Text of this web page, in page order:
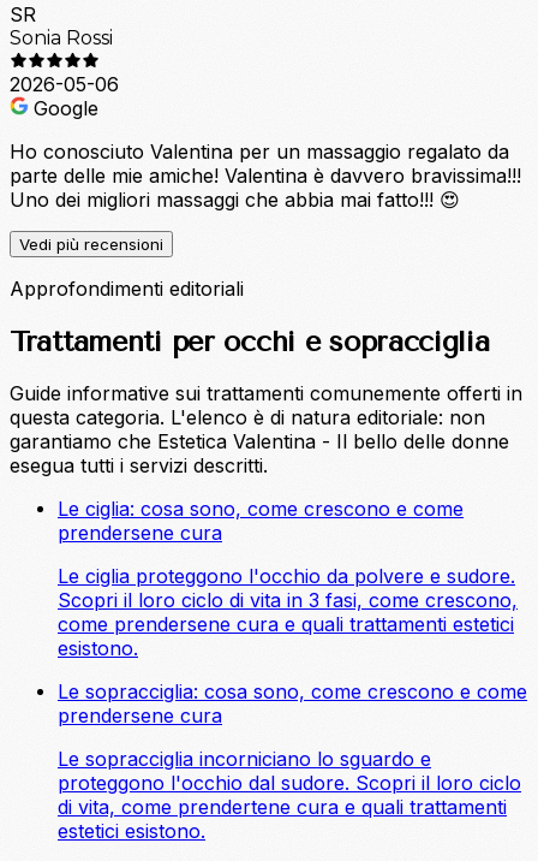
SR
Sonia Rossi
2026-05-06
Google
Ho conosciuto Valentina per un massaggio regalato da
parte delle mie amiche! Valentina è davvero bravissima!!!
Uno dei migliori massaggi che abbia mai fatto!!! 😍
Vedi più recensioni
Approfondimenti editoriali
Trattamenti per occhi e sopracciglia
Guide informative sui trattamenti comunemente offerti in
questa categoria. L'elenco è di natura editoriale: non
garantiamo che Estetica Valentina - Il bello delle donne
esegua tutti i servizi descritti.
Le ciglia: cosa sono, come crescono e come
prendersene cura
Le ciglia proteggono l'occhio da polvere e sudore.
Scopri il loro ciclo di vita in 3 fasi, come crescono,
come prendersene cura e quali trattamenti estetici
esistono.
Le sopracciglia: cosa sono, come crescono e come
prendersene cura
Le sopracciglia incorniciano lo sguardo e
proteggono l'occhio dal sudore. Scopri il loro ciclo
di vita, come prendertene cura e quali trattamenti
estetici esistono.